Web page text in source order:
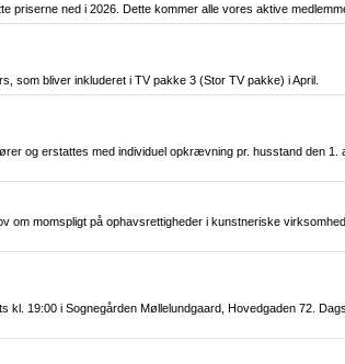
ned i 2026. Dette kommer alle vores aktive
som bliver inkluderet i TV pakke 3 (Stor TV pakke) i April.
og erstattes med individuel opkrævning pr. husstand den
om momspligt på ophavsrettigheder i kunstneriske
19:00 i Sognegården Møllelundgaard, Hovedgaden 72.